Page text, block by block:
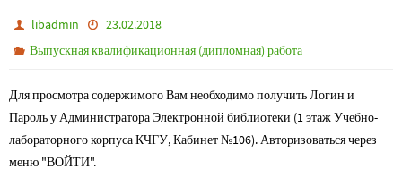
libadmin
23.02.2018
Выпускная квалификационная (дипломная) работа
Для просмотра содержимого Вам необходимо получить Логин и
Пароль у Администратора Электронной библиотеки (1 этаж Учебно-
лабораторного корпуса КЧГУ, Кабинет №106). Авторизоваться через
меню "ВОЙТИ".